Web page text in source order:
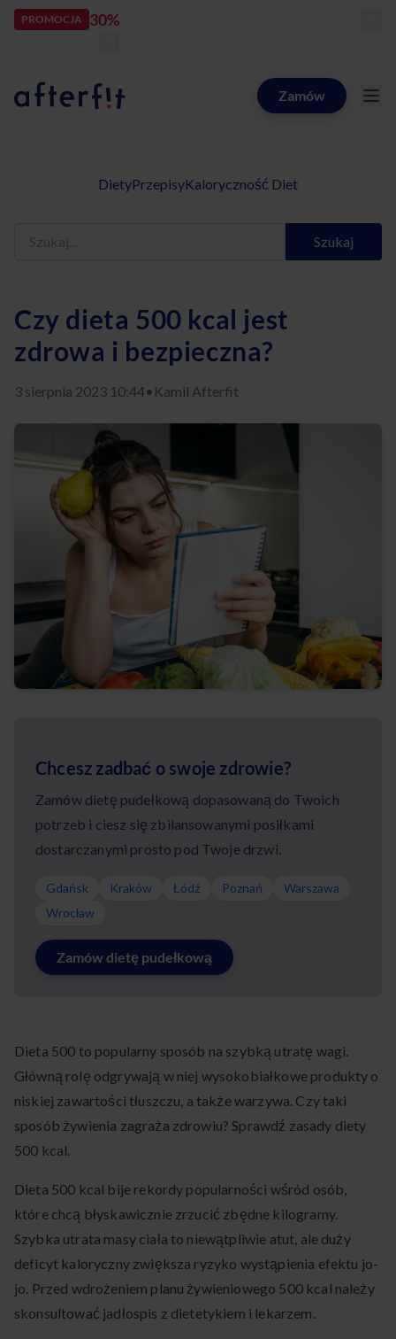
PROMOCJA 30%
Catering dietetyczny AfterfitZamów
DietyPrzepisyKaloryczność Diet
Szukaj
Czy dieta 500 kcal jest
zdrowa i bezpieczna?
3 sierpnia 2023 10:44• Kamil Afterfit
Chcesz zadbać o swoje zdrowie?
Zamów dietę pudełkową dopasowaną do Twoich
potrzeb i ciesz się zbilansowanymi posiłkami
dostarczanymi prosto pod Twoje drzwi.
Gdańsk Kraków Łódź Poznań
Warszawa
Wrocław
Zamów dietę pudełkową
Dieta 500 to popularny sposób na szybką utratę wagi.
Główną rolę odgrywają w niej wysokobiałkowe produkty o
niskiej zawartości tłuszczu, a także warzywa. Czy taki
sposób żywienia zagraża zdrowiu? Sprawdź zasady diety
500 kcal.
Dieta 500 kcal bije rekordy popularności wśród osób,
które chcą błyskawicznie zrzucić zbędne kilogramy.
Szybka utrata masy ciała to niewątpliwie atut, ale duży
deficyt kaloryczny zwiększa ryzyko wystąpienia efektu jo-
jo. Przed wdrożeniem planu żywieniowego 500 kcal należy
skonsultować jadłospis z dietetykiem i lekarzem.